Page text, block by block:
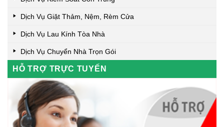
Dịch Vụ Giặt Thảm, Nệm, Rèm Cửa
Dịch Vụ Lau Kính Tòa Nhà
Dịch Vụ Chuyển Nhà Trọn Gói
HỖ TRỢ TRỰC TUYẾN